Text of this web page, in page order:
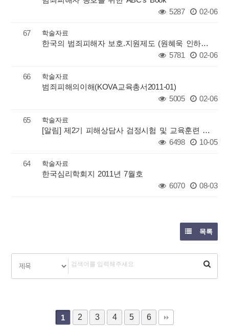
5287
02-06
67 학술자료
한국의 범죄피해자 보호.지원제도 (원혜욱 인하대학교 법학전문대학원 교수)
5781
02-06
66 학술자료
범죄피해의이해(KOVA교육총서2011-01)
5005
02-06
65 학술자료
[알림] 제2기 피해상담사 검정시험 및 교육훈련 공고문
6498
10-05
64 학술자료
한국심리학회지 2011년 7월호
6070
08-03
목록
1 2 3 4 5 6